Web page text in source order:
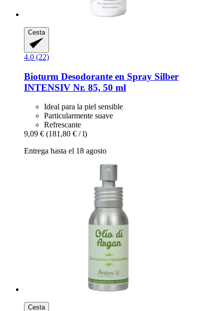
Cesta
4.0 (22)
Bioturm Desodorante en Spray Silber
INTENSIV Nr. 85, 50 ml
Ideal para la piel sensible
Particularmente suave
Refrescante
9,09 € (181,80 € / l)
Entrega hasta el 18 agosto
Cesta